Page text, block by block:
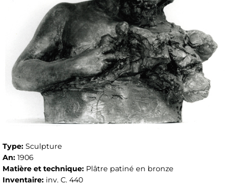
Type: Sculpture
An: 1906
Matière et technique: Plâtre patiné en bronze
Inventaire: inv. C. 440